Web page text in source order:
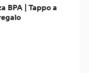
BPA | Tappo a